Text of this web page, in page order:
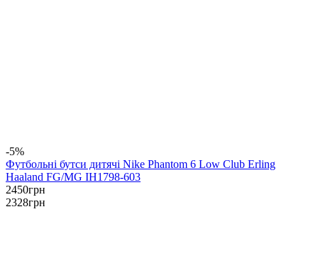
-5%
Футбольні бутси дитячі Nike Phantom 6 Low Club Erling
Haaland FG/MG IH1798-603
2450грн
2328грн